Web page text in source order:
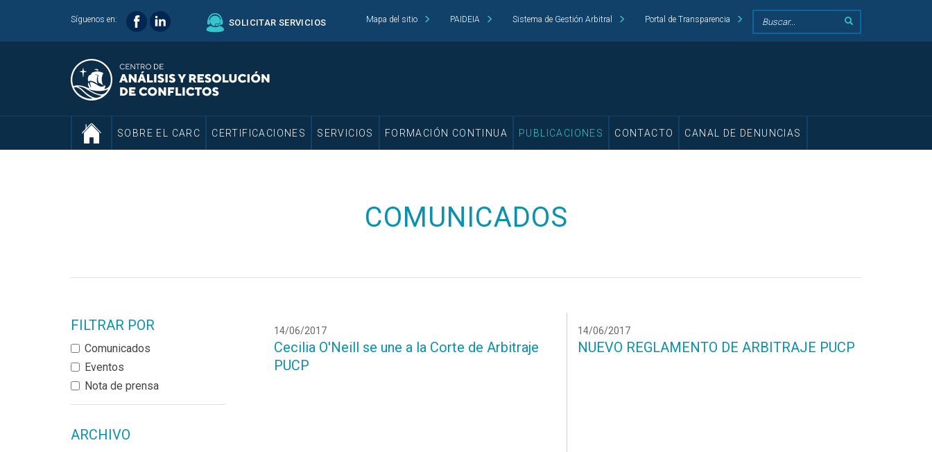
Síguenos en: SOLICITAR SERVICIOS Mapa del sitio PAIDEIA Sistema de Gestión Arbitral Portal de Transparencia
SOBRE EL CARC CERTIFICACIONES SERVICIOS FORMACIÓN CONTINUA PUBLICACIONES CONTACTO CANAL DE DENUNCIAS
COMUNICADOS
FILTRAR POR
Comunicados
Eventos
Nota de prensa
ARCHIVO
14/06/2017
Cecilia O'Neill se une a la Corte de Arbitraje
PUCP
14/06/2017
NUEVO REGLAMENTO DE ARBITRAJE PUCP